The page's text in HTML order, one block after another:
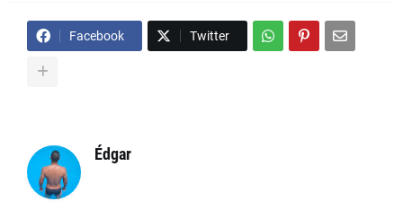
Facebook Twitter
Édgar